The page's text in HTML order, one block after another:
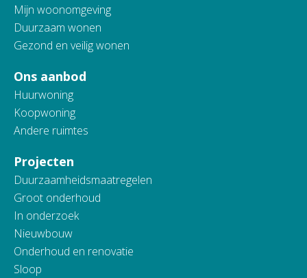
Mijn woonomgeving
Duurzaam wonen
Gezond en veilig wonen
Ons aanbod
Huurwoning
Koopwoning
Andere ruimtes
Projecten
Duurzaamheidsmaatregelen
Groot onderhoud
In onderzoek
Nieuwbouw
Onderhoud en renovatie
Sloop